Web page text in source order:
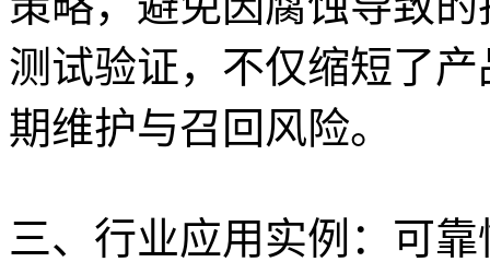
测试验证，不仅缩短了
期维护与召回风险。
三、行业应用实例：可